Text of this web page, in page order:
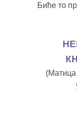
Биће то